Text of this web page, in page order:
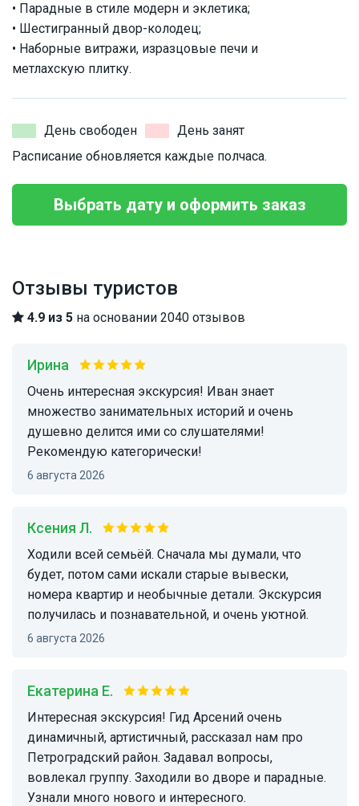
• Парадные в стиле модерн и эклетика;
• Шестигранный двор-колодец;
• Наборные витражи, изразцовые печи и
метлахскую плитку.
День свободен
День занят
Расписание обновляется каждые полчаса.
Выбрать дату и оформить заказ
Отзывы туристов
4.9 из 5 на основании 2040 отзывов
Ирина
Очень интересная экскурсия! Иван знает
множество занимательных историй и очень
душевно делится ими со слушателями!
Рекомендую категорически!
6 августа 2026
Ксения Л.
Ходили всей семьёй. Сначала мы думали, что
будет, потом сами искали старые вывески,
номера квартир и необычные детали. Экскурсия
получилась и познавательной, и очень уютной.
6 августа 2026
Екатерина Е.
Интересная экскурсия! Гид Арсений очень
динамичный, артистичный, рассказал нам про
Петроградский район. Задавал вопросы,
вовлекал группу. Заходили во дворе и парадные.
Узнали много нового и интересного.